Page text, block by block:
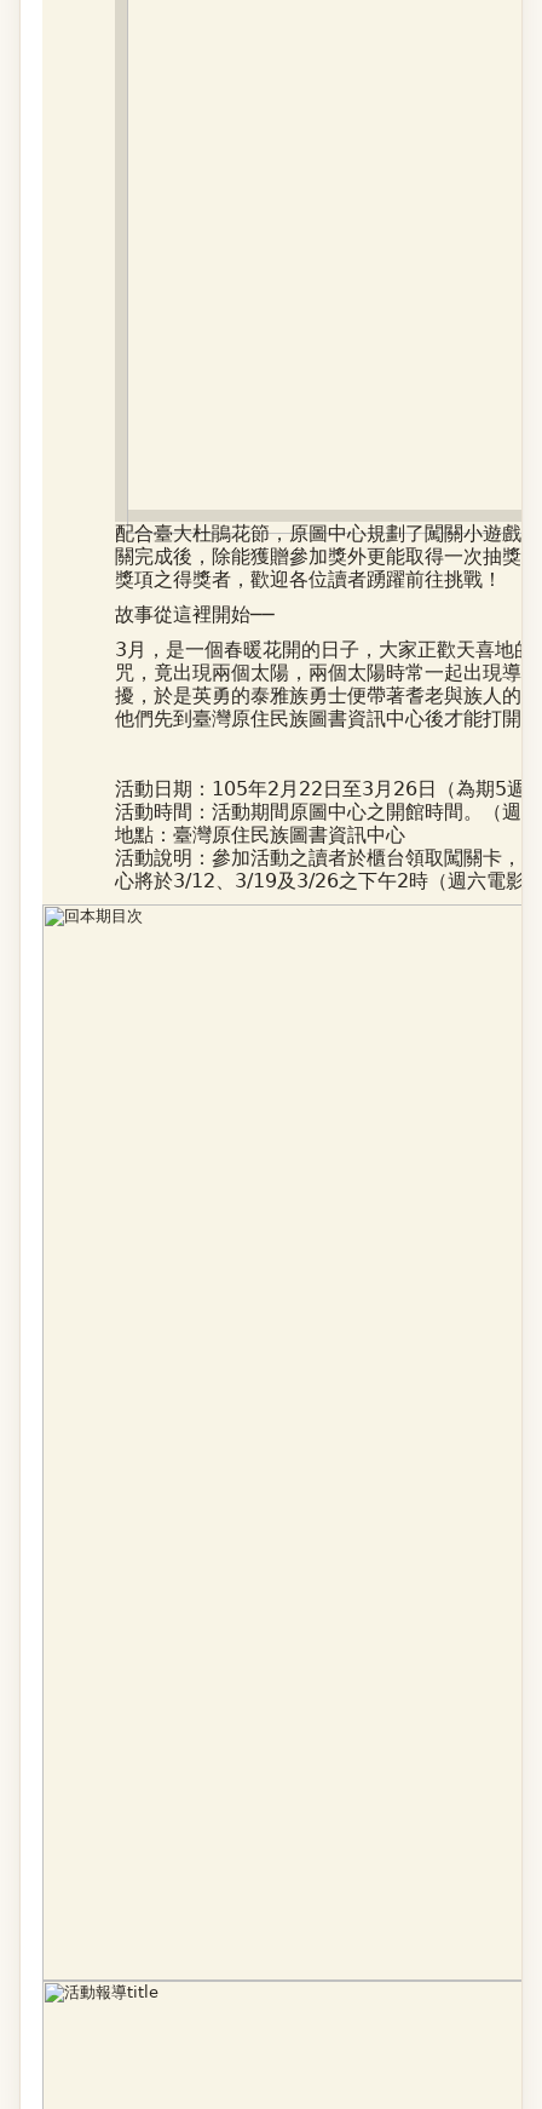
配合臺大杜鵑花節，原圖中心規劃了闖關小遊戲
關完成後，除能獲贈參加獎外更能取得一次抽獎
獎項之得獎者，歡迎各位讀者踴躍前往挑戰！
故事從這裡開始──
3月，是一個春暖花開的日子，大家正歡天喜地
咒，竟出現兩個太陽，兩個太陽時常一起出現導
擾，於是英勇的泰雅族勇士便帶著耆老與族人的
他們先到臺灣原住民族圖書資訊中心後才能打
活動日期：105年2月22日至3月26日（為期5週
活動時間：活動期間原圖中心之開館時間。（
地點：臺灣原住民族圖書資訊中心
活動說明：參加活動之讀者於櫃台領取闖關卡，
心將於3/12、3/19及3/26之下午2時（週六電影